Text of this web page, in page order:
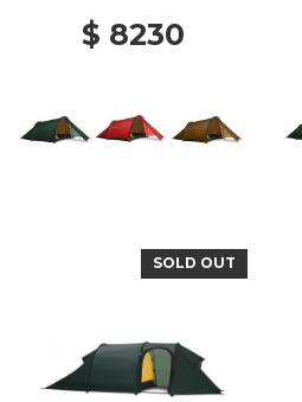
$ 8230
SOLD OUT